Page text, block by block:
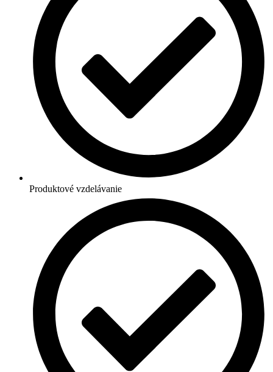
Produktové vzdelávanie